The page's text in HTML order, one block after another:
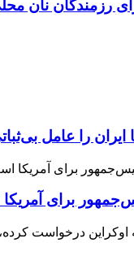
رزمندگان نان
را عامل
برای